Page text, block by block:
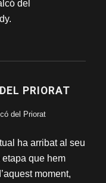
del
PRIORAT
del Priorat
ha arribat al seu
que hem
moment,